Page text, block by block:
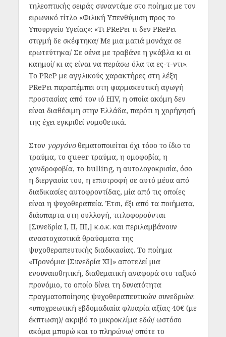
τηλεοπτικής σειράς συναντάμε στο ποίημα με τον
ειρωνικό τίτλο «Φιλική Υπενθύμιση προς το
Υπουργείο Υγείας»: «Τι PRePει τι δεν PRePει
στιγμή δε σκέφτηκα/ Με μια ματιά μονάχα σε
ερωτεύτηκα/ Σε σένα με τραβάνε η γκάβλα κι οι
καημοί/ κι ας είναι να περάσω όλα τα ες-τ-ντι».
Το PReP με αγγλικούς χαρακτήρες στη λέξη
PRePει παραπέμπει στη φαρμακευτική αγωγή
προστασίας από τον ιό HIV, η οποία ακόμη δεν
είναι διαθέσιμη στην Ελλάδα, παρότι η χορήγησή
της έχει εγκριθεί νομοθετικά.
Στον γοργόνοθεματοποιείται όχι τόσο το ίδιο το
τραύμα, το queer τραύμα, η ομοφοβία, η
χονδροφοβία, το bulling, η αυτολογοκρισία, όσο
η διεργασία του, η επιστροφή σε αυτό μέσα από
διαδικασίες αυτοφροντίδας, μία από τις οποίες
είναι η ψυχοθεραπεία. Έτσι, έξι από τα ποιήματα,
διάσπαρτα στη συλλογή, τιτλοφορούνται
[Συνεδρία Ι, ΙΙ, ΙΙΙ,] κ.ο.κ. και περιλαμβάνουν
αναστοχαστικά θραύσματα της
ψυχοθεραπευτικής διαδικασίας. Το ποίημα
«Προνόμια [Συνεδρία ΧΙ]» αποτελεί μια
ενσυναισθητική, διαθεματική αναφορά στο ταξικό
προνόμιο, το οποίο δίνει τη δυνατότητα
πραγματοποίησης ψυχοθεραπευτικών συνεδριών:
«υποχρεωτική εβδομαδιαία φλυαρία αξίας 40€ (με
έκπτωση)/ ακριβό το μικροκλίμα εδώ/ ωστόσο
ακόμα μπορώ και το πληρώνω/ οπότε το